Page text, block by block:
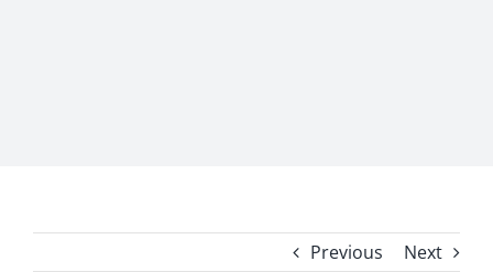
Previous Next